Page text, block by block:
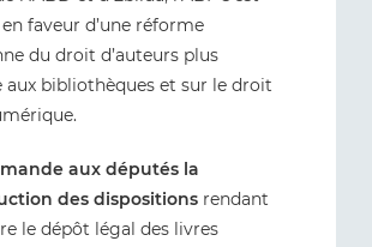
faveur d’une réforme
du droit d’auteurs plus
aux bibliothèques et sur le droit
aux députés la
des dispositions rendant
le dépôt légal des livres